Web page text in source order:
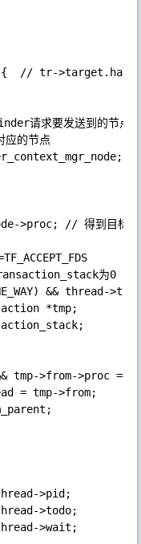
// tr-
请求要发送到的节点
的节点
>proc; // 得到目标
为0
&& thread-
*tmp;
tmp->from->proc ==
= tmp->from;
>pid;
>todo;
>wait;